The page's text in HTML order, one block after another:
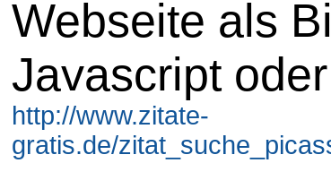
Webseite als
Javascript oder
http://www.zitate-
gratis.de/